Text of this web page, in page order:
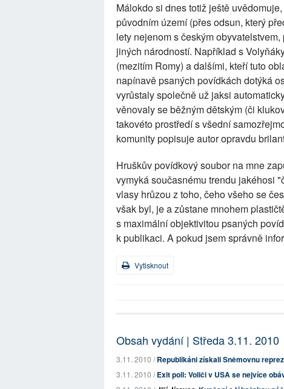
Málokdo si dnes totiž ještě
původním území (přes odsun, který
lety nejenom s českým
jiných národností. Například s
(mezitím Romy) a dalšími, kteří tuto
napínavě psaných povídkách dotýká
vyrůstaly společně už jaksi
věnovaly se běžným dětským (či
takovéto prostředí s všední
komunity popisuje autor opravdu
Hruškův povídkový soubor na mne
vymyká současnému trendu jakéhosi
vlasy hrůzou z toho, čeho všeho se
však byl, je a zůstane mnohem
s maximální objektivitou psaných
k publikaci. A pokud jsem správně
Vytisknout
Obsah vydání | Středa 3.11. 2010
3.11. 2010 /Republikáni získali Sněmovnu
3.11. 2010 /Exit poll: Voliči v USA se nejvíce